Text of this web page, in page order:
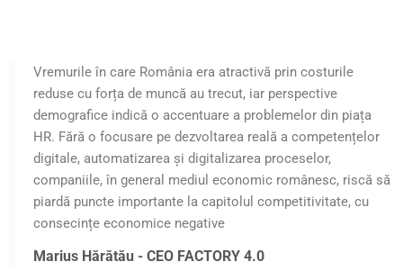
Vremurile în care România era atractivă prin costurile
reduse cu forța de muncă au trecut, iar perspective
demografice indică o accentuare a problemelor din piața
HR. Fără o focusare pe dezvoltarea reală a competențelor
digitale, automatizarea și digitalizarea proceselor,
companiile, în general mediul economic românesc, riscă să
piardă puncte importante la capitolul competitivitate, cu
consecințe economice negative
Marius Hărătău - CEO FACTORY 4.0